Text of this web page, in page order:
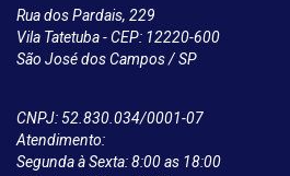
Rua dos Pardais, 229
Vila Tatetuba - CEP: 12220-600
São José dos Campos / SP
CNPJ: 52.830.034/0001-07
Atendimento:
Segunda à Sexta: 8:00 as 18:00